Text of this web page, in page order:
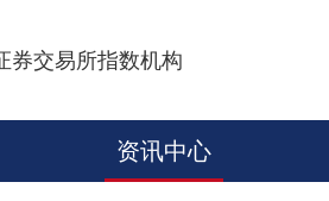
券交易所指数机构
资讯中心